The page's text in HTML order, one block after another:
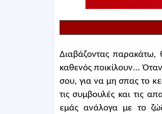
Διαβάζοντας παρακάτω,
καθενός ποικίλουν...
σου, για να μη σπας το
τις συμβουλές και τις
εμάς ανάλογα με το